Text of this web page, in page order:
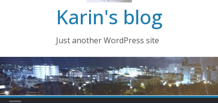
ッ
プ
Karin's blog
Just another WordPress site